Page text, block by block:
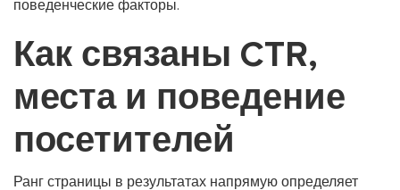
поведенческие факторы.
Как связаны CTR,
места и поведение
посетителей
Ранг страницы в результатах напрямую определяет